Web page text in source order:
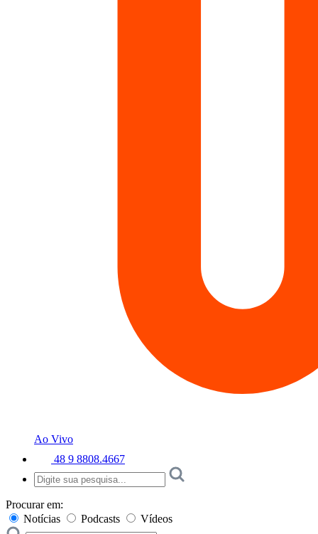
Ao Vivo
48 9 8808.4667
Procurar em:
Notícias
Podcasts Vídeos